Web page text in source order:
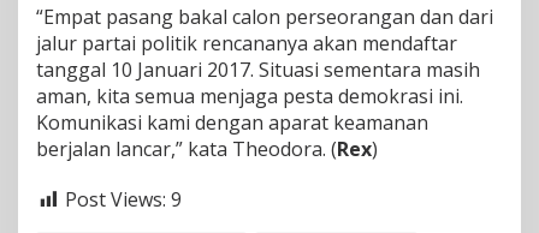
“Empat pasang bakal calon perseorangan dan dari
jalur partai politik rencananya akan mendaftar
tanggal 10 Januari 2017. Situasi sementara masih
aman, kita semua menjaga pesta demokrasi ini.
Komunikasi kami dengan aparat keamanan
berjalan lancar,” kata Theodora. (Rex)
Post Views: 9